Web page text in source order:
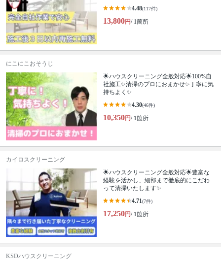
4.48(117件)
13,800円/ 1箇所
にこにこおそうじ
🌟ハウスクリーニング全般対応🌟100%自
社施工✨清掃のプロにおまかせ✨丁寧に気
持ちよく✨
4.30(46件)
10,350円/ 1箇所
カイロスクリーニング
🌟ハウスクリーニング全般対応🌟豊富な
経験を活かし、細部まで徹底的にこだわ
って清掃いたします✨
4.71(7件)
17,250円/ 1箇所
KSDハウスクリーニング